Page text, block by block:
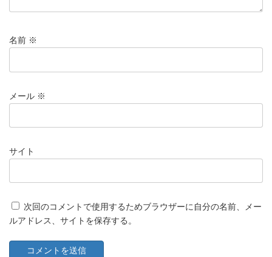
名前 ※
メール ※
サイト
次回のコメントで使用するためブラウザーに自分の名前、メー
ルアドレス、サイトを保存する。